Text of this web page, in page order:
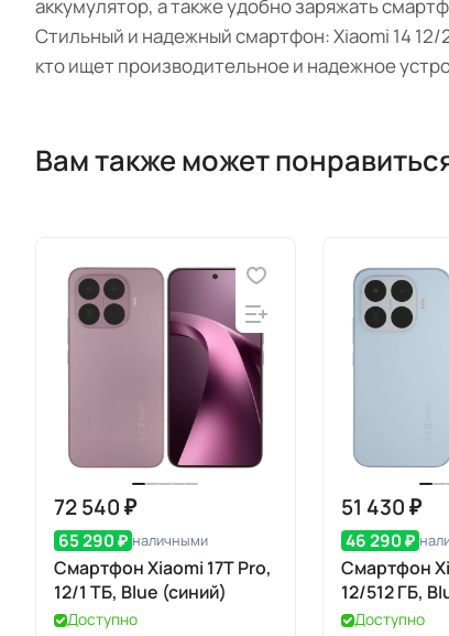
аккумулятор, а также удобно заряжать
Стильный и надежный смартфон: Xiaomi 14
кто ищет производительное и надежное
Вам также может
72 540 ₽
65 290 ₽ наличными
Смартфон Xiaomi 17T Pro,
12/1 ТБ, Blue (синий)
Доступно
51 430 ₽
46 290 ₽
Смартфон
12/512 ГБ,
Доступно